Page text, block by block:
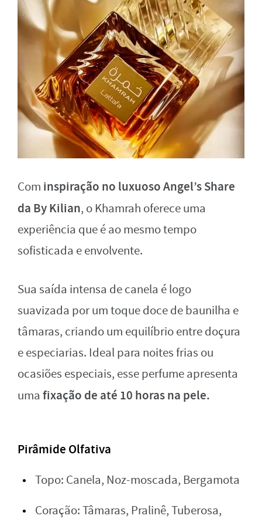
Com inspiração no luxuoso Angel’s Share
da By Kilian, o Khamrah oferece uma
experiência que é ao mesmo tempo
sofisticada e envolvente.
Sua saída intensa de canela é logo
suavizada por um toque doce de baunilha e
tâmaras, criando um equilíbrio entre doçura
e especiarias. Ideal para noites frias ou
ocasiões especiais, esse perfume apresenta
uma fixação de até 10 horas na pele.
Pirâmide Olfativa
Topo: Canela, Noz-moscada, Bergamota
Coração: Tâmaras, Pralinê, Tuberosa,